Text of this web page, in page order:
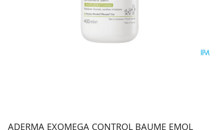
ADERMA EXOMEGA CONTROL BAUME EMOL